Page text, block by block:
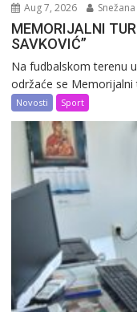
Aug 7, 2026
MEMORIJALNI
SAVKOVIĆ”
Na fudbalskom terenu
održaće se Memorijalni
Novosti Sport